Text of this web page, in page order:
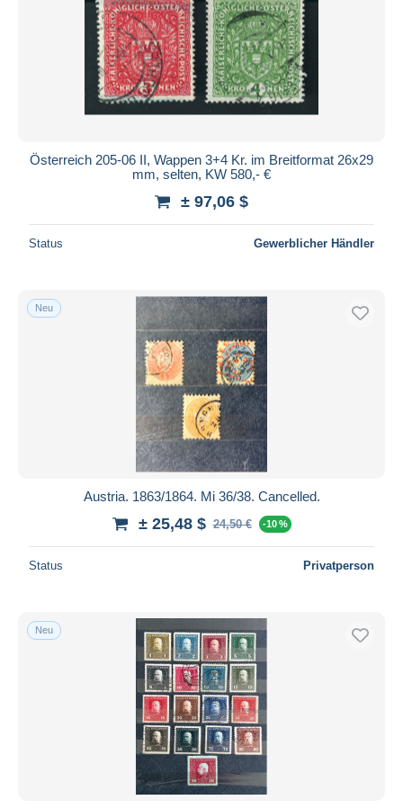
Österreich 205-06 II, Wappen 3+4 Kr. im Breitformat 26x29
mm, selten, KW 580,- €
± 97,06 $
Status Gewerblicher Händler
Neu
Austria. 1863/1864. Mi 36/38. Cancelled.
± 25,48 $ 24,50 € -10 %
Status Privatperson
Neu